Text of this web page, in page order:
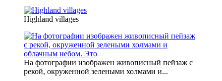
Highland villages
На фотографии изображен живописный пейзаж с
рекой, окруженной зелеными холмами и...